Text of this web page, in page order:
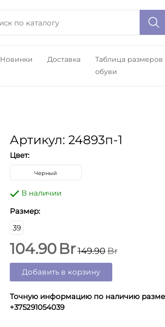
Новинки Доставка
Таблица размеров
обуви
Артикул: 24893п-1
Цвет:
Черный
В наличии
Размер:
39
104.90 Br149.90Br
Добавить в корзину
Точную информацию по наличию
+375291054039